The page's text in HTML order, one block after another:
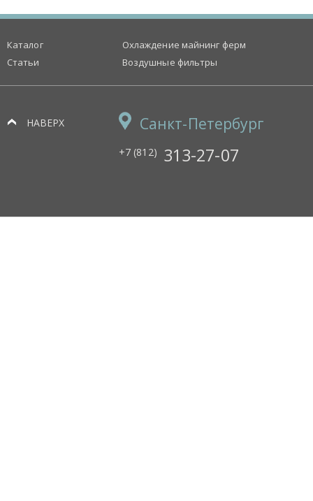
Каталог
Статьи
Охлаждение майнинг ферм
Воздушные фильтры
НАВЕРХ Санкт-Петербург
+7 (812) 313-27-07